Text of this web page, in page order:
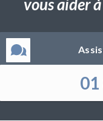
vous aider
01